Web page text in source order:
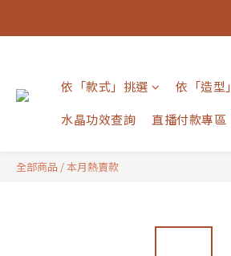
依「款式」挑選 依「造型
水晶功效查詢
直播付款專區
全部商品 /本月熱賣款